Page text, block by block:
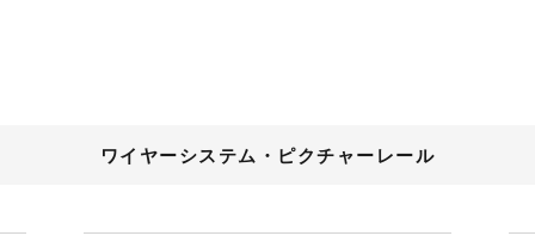
ワイヤーシステム・ピクチャーレール